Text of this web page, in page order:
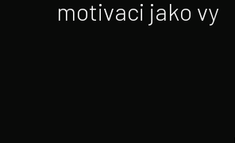
motivaci jako vy